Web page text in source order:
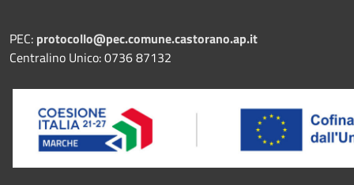
PEC: protocollo@pec.comune.castorano.ap.it
Centralino Unico: 0736 87132